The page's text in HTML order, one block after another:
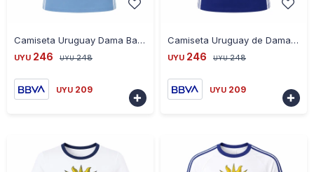
Camiseta Uruguay Dama Bandera Uy Celeste T-s - CELESTE
UYU 246 UYU 248
UYU 209

Camiseta Uruguay de Dama Bandera Uy Azul T-s - AZUL
UYU 246 UYU 248
UYU 209
